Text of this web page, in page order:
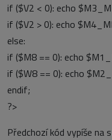
if ($V2 < 0): echo
if ($V2 > 0): echo
else:
if ($M8 == 0): echo
if ($W8 == 0): echo
endif;
?>
Předchozí kód vypíše na